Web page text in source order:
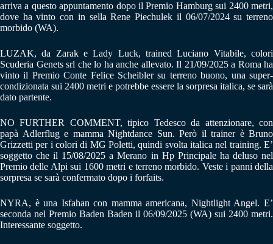
arriva a questo appuntamento dopo il Premio Hamburg sui 2400 metri,
dove ha vinto con in sella Rene Piechulek il 06/07/2024 su terreno
morbido (WA).
LUZAK, da Zarak e Lady Luck, trained Luciano Vitabile, colori
Scuderia Genets srl che lo ha anche allevato. Il 21/09/2025 a Roma ha
vinto il Premio Conte Felice Scheibler su terreno buono, una super-
condizionata sui 2400 metri e potrebbe essere la sorpresa italica, se sarà
dato partente.
NO FURTHER COMMENT, tipico Tedesco da attenzionare, con
papà Adlerflug e mamma Nightdance Sun. Però il trainer è Bruno
Grizzetti per i colori di MG Poletti, quindi svolta italica nel training. E’
soggetto che il 15/08/2025 a Merano in Hp Principale ha deluso nel
Premio delle Alpi sui 1600 metri e terreno morbido. Veste i panni della
sorpresa se sarà confermato dopo i forfaits.
NYRA, è una Isfahan con mamma americana, Nightlight Angel. E’
seconda nel Premio Baden Baden il 06/09/2025 (WA) sui 2400 metri.
Interessante soggetto.